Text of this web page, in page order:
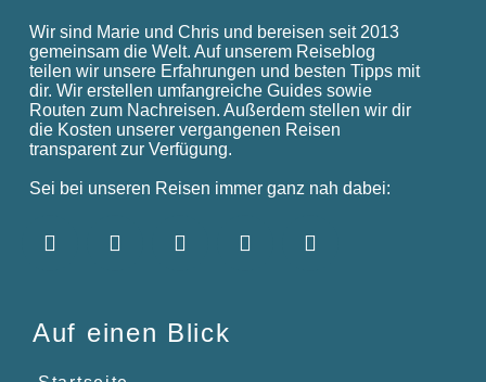
Wir sind Marie und Chris und bereisen seit 2013
gemeinsam die Welt. Auf unserem Reiseblog
teilen wir unsere Erfahrungen und besten Tipps mit
dir. Wir erstellen umfangreiche Guides sowie
Routen zum Nachreisen. Außerdem stellen wir dir
die Kosten unserer vergangenen Reisen
transparent zur Verfügung.
Sei bei unseren Reisen immer ganz nah dabei:
Auf einen Blick